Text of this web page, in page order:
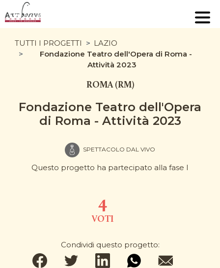
TUTTI I PROGETTI
LAZIO
Fondazione Teatro dell'Opera di Roma -
Attività 2023
ROMA (RM)
Fondazione Teatro dell'Opera
di Roma - Attività 2023
SPETTACOLO DAL VIVO
Questo progetto ha partecipato alla fase I
4
VOTI
Condividi questo progetto: